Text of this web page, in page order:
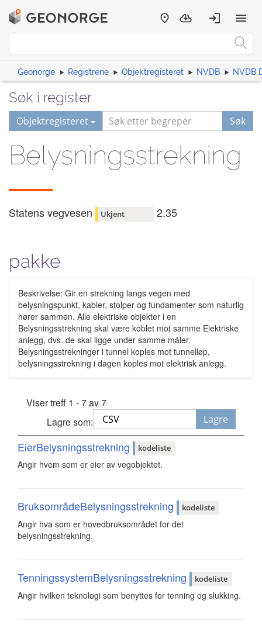
Geonorge Registrene Objektregisteret NVDB NVDB
Søk i register
Objektregisteret Søk
Belysningsstrekning
Statens vegvesen Ukjent 2.35
pakke
Beskrivelse: Gir en strekning langs vegen med
belysningspunkt, kabler, stolper og fundamenter som naturlig
hører sammen. Alle elektriske objekter i en
Belysningsstrekning skal være koblet mot samme Elektriske
anlegg, dvs. de skal ligge under samme måler.
Belysningsstrekninger i tunnel koples mot tunnelløp,
belysningsstrekning i dagen koples mot elektrisk anlegg.
Viser treff 1 - 7 av 7
Lagre som:
Lagre
EierBelysningsstrekning kodeliste
Angir hvem som er eier av vegobjektet.
BruksområdeBelysningsstrekning kodeliste
Angir hva som er hovedbruksområdet for det
belysningsstrekning.
TenningssystemBelysningsstrekning kodeliste
Angir hvilken teknologi som benyttes for tenning og slukking.